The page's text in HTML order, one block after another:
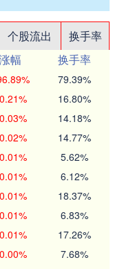
个股流出
换手率
涨幅
换手率
79.39%
16.80%
14.18%
14.77%
5.62%
6.12%
18.37%
6.83%
17.26%
7.68%